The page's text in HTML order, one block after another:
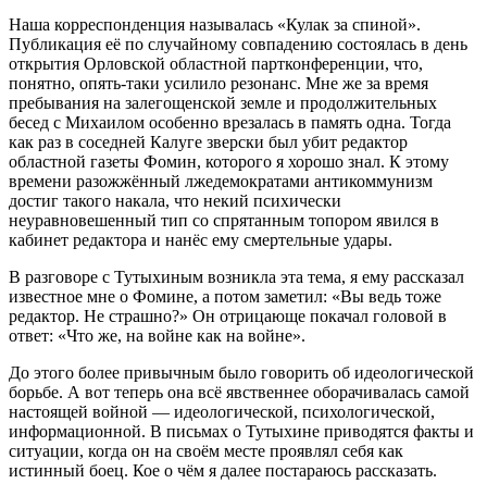
Наша корреспонденция называлась «Кулак за спиной».
Публикация её по случайному совпадению состоялась в день
открытия Орловской областной партконференции, что,
понятно, опять-таки усилило резонанс. Мне же за время
пребывания на залегощенской земле и продолжительных
бесед с Михаилом особенно врезалась в память одна. Тогда
как раз в соседней Калуге зверски был убит редактор
областной газеты Фомин, которого я хорошо знал. К этому
времени разожжённый лжедемократами антикоммунизм
достиг такого накала, что некий психически
неуравновешенный тип со спрятанным топором явился в
кабинет редактора и нанёс ему смертельные удары.
В разговоре с Тутыхиным возникла эта тема, я ему рассказал
известное мне о Фомине, а потом заметил: «Вы ведь тоже
редактор. Не страшно?» Он отрицающе покачал головой в
ответ: «Что же, на войне как на войне».
До этого более привычным было говорить об идеологической
борьбе. А вот теперь она всё явственнее оборачивалась самой
настоящей войной — идеологической, психологической,
информационной. В письмах о Тутыхине приводятся факты и
ситуации, когда он на своём месте проявлял себя как
истинный боец. Кое о чём я далее постараюсь рассказать.